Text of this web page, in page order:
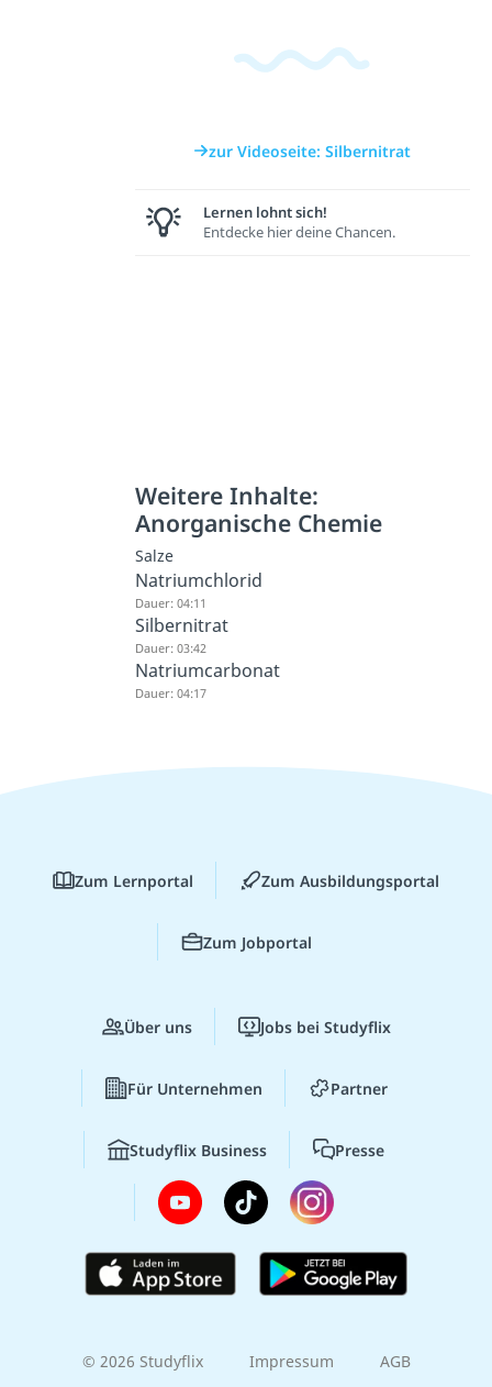
zur Videoseite: Silbernitrat
Lernen lohnt sich!
Entdecke hier deine Chancen.
Weitere Inhalte:
Anorganische Chemie
Salze
Natriumchlorid
Dauer: 04:11
Silbernitrat
Dauer: 03:42
Natriumcarbonat
Dauer: 04:17
Zum Lernportal Zum Ausbildungsportal
Zum Jobportal
Über uns Jobs bei Studyflix
Für Unternehmen Partner
Studyflix Business Presse
© 2026 Studyflix Impressum AGB